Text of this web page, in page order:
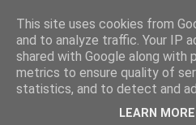
This site uses cookies from
and to analyze traffic. Your IP
shared with Google along with
metrics to ensure quality of
statistics, and to detect and
LEARN MORE